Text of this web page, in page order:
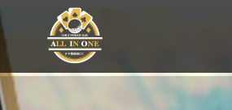
Golf Poker Bar ALLIN ONE